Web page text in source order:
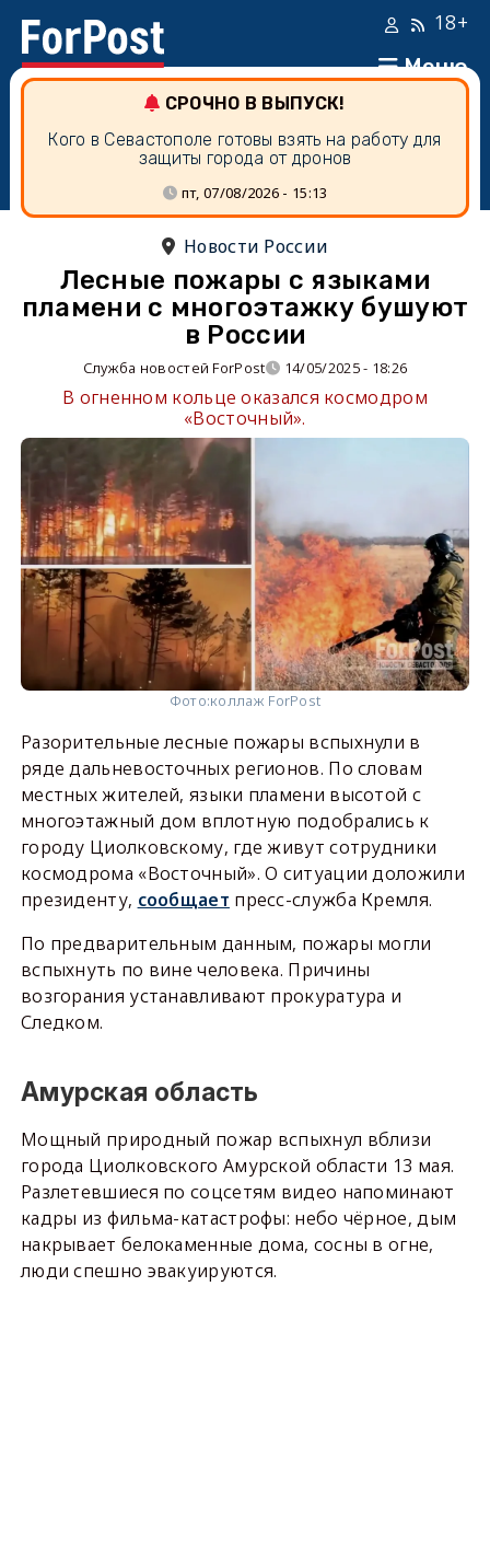
Меню
18+
СРОЧНО В ВЫПУСК!
Кого в Севастополе готовы взять на работу для
защиты города от дронов
пт, 07/08/2026 - 15:13
Новости России
Лесные пожары с языками
пламени с многоэтажку бушуют
в России
Служба новостей ForPost 14/05/2025 - 18:26
В огненном кольце оказался космодром
«Восточный».
Фото:коллаж ForPost
Разорительные лесные пожары вспыхнули в
ряде дальневосточных регионов. По словам
местных жителей, языки пламени высотой с
многоэтажный дом вплотную подобрались к
городу Циолковскому, где живут сотрудники
космодрома «Восточный». О ситуации доложили
президенту, сообщает пресс-служба Кремля.
По предварительным данным, пожары могли
вспыхнуть по вине человека. Причины
возгорания устанавливают прокуратура и
Следком.
Амурская область
Мощный природный пожар вспыхнул вблизи
города Циолковского Амурской области 13 мая.
Разлетевшиеся по соцсетям видео напоминают
кадры из фильма-катастрофы: небо чёрное, дым
накрывает белокаменные дома, сосны в огне,
люди спешно эвакуируются.